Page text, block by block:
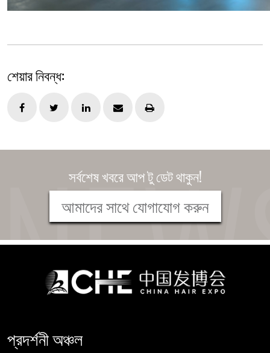
শেয়ার নিবন্ধ:
সর্বশেষ খবরে আপ টু ডেট থাকুন!
আমাদের সাথে যোগাযোগ করুন
প্রদর্শনী অঞ্চল